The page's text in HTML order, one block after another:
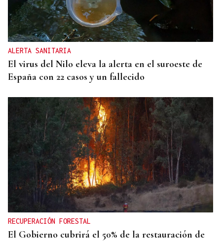
ALERTA SANITARIA
El virus del Nilo eleva la alerta en el suroeste de
España con 22 casos y un fallecido
RECUPERACIÓN FORESTAL
El Gobierno cubrirá el 50% de la restauración de